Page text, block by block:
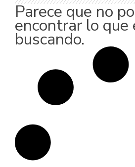
Parece que no
encontrar lo que
buscando.